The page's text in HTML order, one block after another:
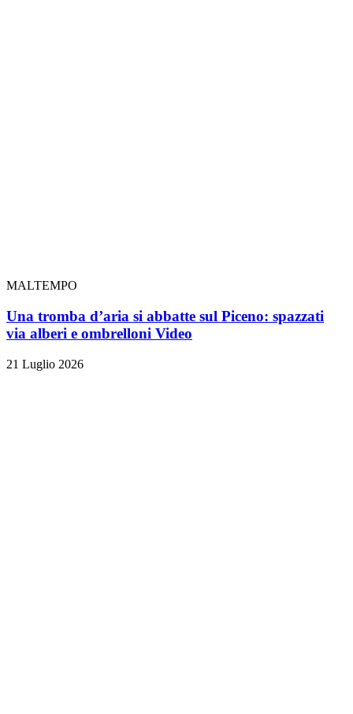
MALTEMPO
Una tromba d’aria si abbatte sul Piceno: spazzati
via alberi e ombrelloni Video
21 Luglio 2026